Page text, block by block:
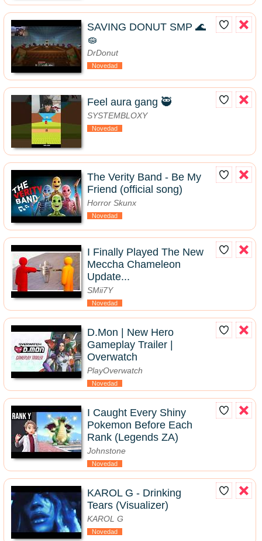
SAVING DONUT SMP 🌊
🧽
DrDonut
Novedad
Feel aura gang 🥷
SYSTEMBLOXY
Novedad
The Verity Band - Be My
Friend (official song)
Horror Skunx
Novedad
I Finally Played The New
Meccha Chameleon
Update...
SMii7Y
Novedad
D.Mon | New Hero
Gameplay Trailer |
Overwatch
PlayOverwatch
Novedad
I Caught Every Shiny
Pokemon Before Each
Rank (Legends ZA)
Johnstone
Novedad
KAROL G - Drinking
Tears (Visualizer)
KAROL G
Novedad